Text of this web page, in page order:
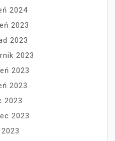
2024
2023
2023
2023
2023
2023
2023
2023